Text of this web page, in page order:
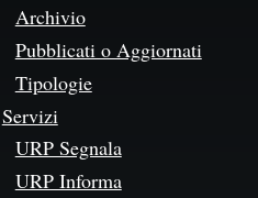
Archivio
Pubblicati o Aggiornati
Tipologie
Servizi
URP Segnala
URP Informa